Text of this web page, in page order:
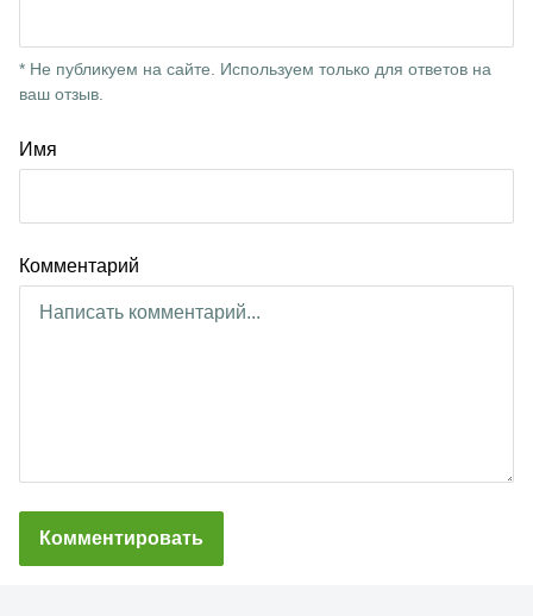
* Не публикуем на сайте. Используем только для ответов на
ваш отзыв.
Имя
Комментарий
Комментировать